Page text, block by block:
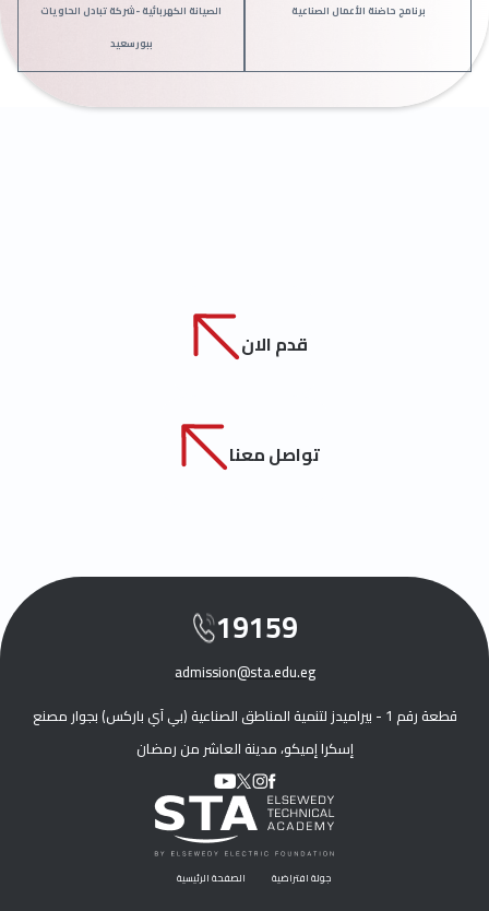
برنامج حاضنة الأعمال الصناعية
الصيانة الكهربائية -شركة تبادل الحاويات
ببورسعيد
قدم الان
تواصل معنا
الصفحة الرئيسية جولة افتراضية
19159
admission@sta.edu.eg
قطعة رقم 1 - بيراميدز لتنمية المناطق الصناعية (بي آي باركس) بجوار مصنع
إسكرا إميكو، مدينة العاشر من رمضان